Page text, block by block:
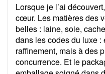
Lorsque je l’ai
cœur. Les matières des
belles : laine, soie,
dans les codes du luxe :
raffinement, mais à des
concurrence. Et le